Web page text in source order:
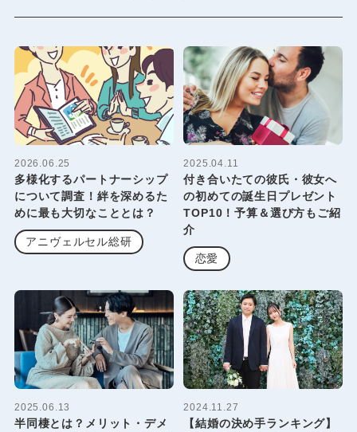
2026.06.25
多様化するパートナーシップ
について調査！絆を深めるた
めに最も大切なこととは？
アニヴェルセル総研
2025.04.11
付き合いたての彼氏・彼女へ
の初めての誕生日プレゼント
TOP10！予算＆選び方もご紹
介
恋愛
2025.06.13
半同棲とは？メリット・デメ
2024.11.27
【結婚の決め手ランキング】